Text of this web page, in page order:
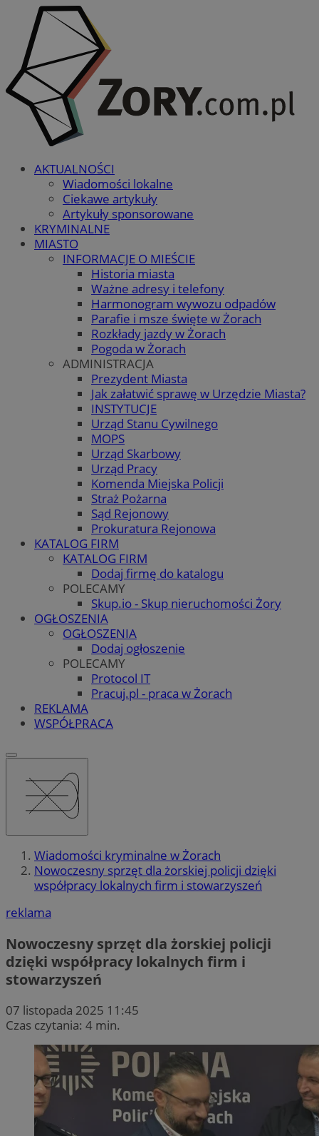
AKTUALNOŚCI
Wiadomości lokalne
Ciekawe artykuły
Artykuły sponsorowane
KRYMINALNE
MIASTO
INFORMACJE O MIEŚCIE
Historia miasta
Ważne adresy i telefony
Harmonogram wywozu odpadów
Parafie i msze święte w Żorach
Rozkłady jazdy w Żorach
Pogoda w Żorach
ADMINISTRACJA
Prezydent Miasta
Jak załatwić sprawę w Urzędzie Miasta?
INSTYTUCJE
Urząd Stanu Cywilnego
MOPS
Urząd Skarbowy
Urząd Pracy
Komenda Miejska Policji
Straż Pożarna
Sąd Rejonowy
Prokuratura Rejonowa
KATALOG FIRM
KATALOG FIRM
Dodaj firmę do katalogu
POLECAMY
Skup.io - Skup nieruchomości Żory
OGŁOSZENIA
OGŁOSZENIA
Dodaj ogłoszenie
POLECAMY
Protocol IT
Pracuj.pl - praca w Żorach
REKLAMA
WSPÓŁPRACA
Wiadomości kryminalne w Żorach
Nowoczesny sprzęt dla żorskiej policji dzięki
współpracy lokalnych firm i stowarzyszeń
reklama
Nowoczesny sprzęt dla żorskiej policji
dzięki współpracy lokalnych firm i
stowarzyszeń
07 listopada 2025 11:45
Czas czytania: 4 min.